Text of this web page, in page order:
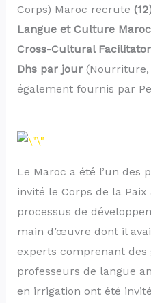
Corps) Maroc recrute
Langue et Culture
Cross-Cultural
Dhs par jour(Nourriture,
également fournis par
Le Maroc a été l’un des
invité le Corps de la Paix
processus de
main d’œuvre dont il
experts comprenant des
professeurs de langue
en irrigation ont été